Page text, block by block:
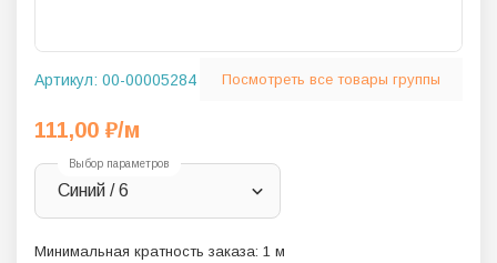
Артикул: 00-00005284 Посмотреть все товары группы
111,00 ₽/м
Выбор параметров
Синий / 6
Минимальная кратность заказа: 1 м